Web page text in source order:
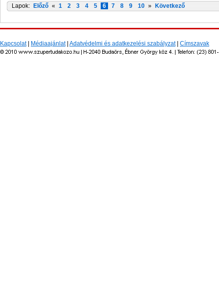
Lapok: Előző « 1 2 3 4 5 6 7 8 9 10 » Következő
Kapcsolat| Médiaajánlat| Adatvédelmi és adatkezelési szabályzat| Címszavak